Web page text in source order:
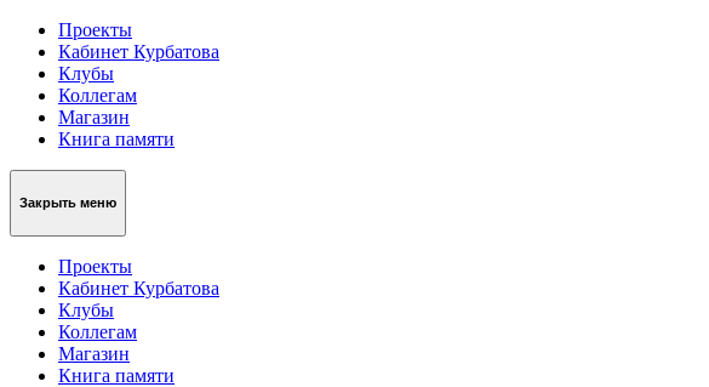
Проекты
Кабинет Курбатова
Клубы
Коллегам
Магазин
Книга памяти
Закрыть меню
Проекты
Кабинет Курбатова
Клубы
Коллегам
Магазин
Книга памяти